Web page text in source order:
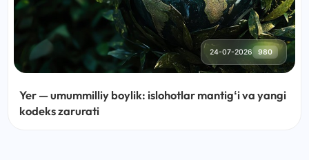
24-07-2026 980
Yer — umummilliy boylik: islohotlar mantigʻi va yangi
kodeks zarurati